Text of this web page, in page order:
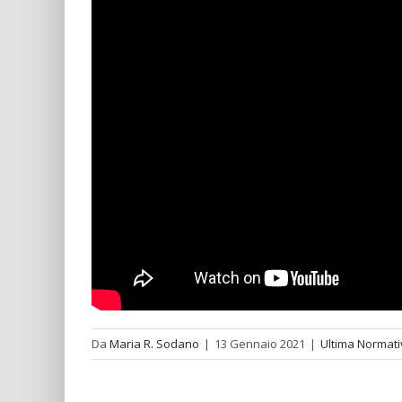
Da Maria R. Sodano | 13 Gennaio 2021 | Ultima